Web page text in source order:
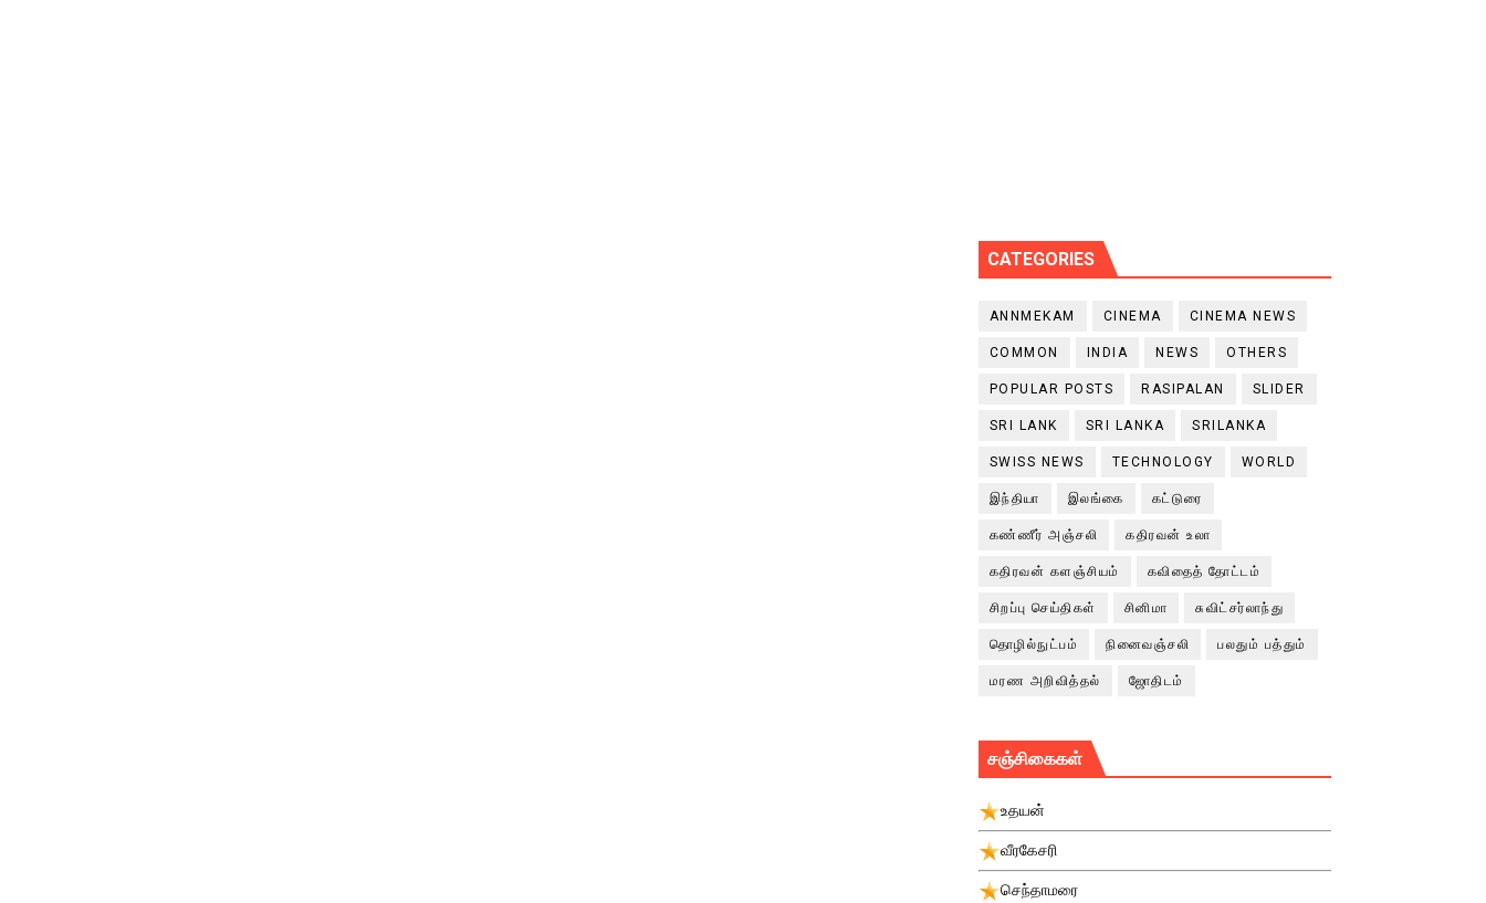
CATEGORIES
ANNMEKAM CINEMA CINEMA NEWS
COMMON INDIA NEWS OTHERS
POPULAR POSTS RASIPALAN SLIDER
SRI LANK SRI LANKA SRILANKA
SWISS NEWS TECHNOLOGY WORLD
இந்தியா இலங்கை கட்டுரை
கண்ணீர் அஞ்சலி கதிரவன் உலா
கதிரவன் களஞ்சியம் கவிதைத் தோட்டம்
சிறப்பு செய்திகள் சினிமா சுவிட்சர்லாந்து
தொழில்நுட்பம் நினைவஞ்சலி பலதும் பத்தும்
மரண அறிவித்தல் ஜோதிடம்
சஞ்சிகைகள்
உதயன்
வீரகேசரி
செந்தாமரை